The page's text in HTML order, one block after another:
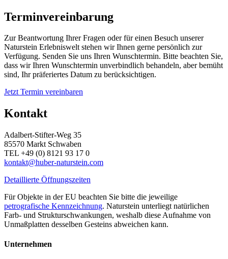
Terminvereinbarung
Zur Beantwortung Ihrer Fragen oder für einen Besuch unserer
Naturstein Erlebniswelt stehen wir Ihnen gerne persönlich zur
Verfügung. Senden Sie uns Ihren Wunschtermin. Bitte beachten Sie,
dass wir Ihren Wunschtermin unverbindlich behandeln, aber bemüht
sind, Ihr präferiertes Datum zu berücksichtigen.
Jetzt Termin vereinbaren
Kontakt
Adalbert-Stifter-Weg 35
85570 Markt Schwaben
TEL +49 (0) 8121 93 17 0
kontakt@huber-naturstein.com
Detaillierte Öffnungszeiten
Für Objekte in der EU beachten Sie bitte die jeweilige
petrografische Kennzeichnung. Naturstein unterliegt natürlichen
Farb- und Strukturschwankungen, weshalb diese Aufnahme von
Unmaßplatten desselben Gesteins abweichen kann.
Unternehmen